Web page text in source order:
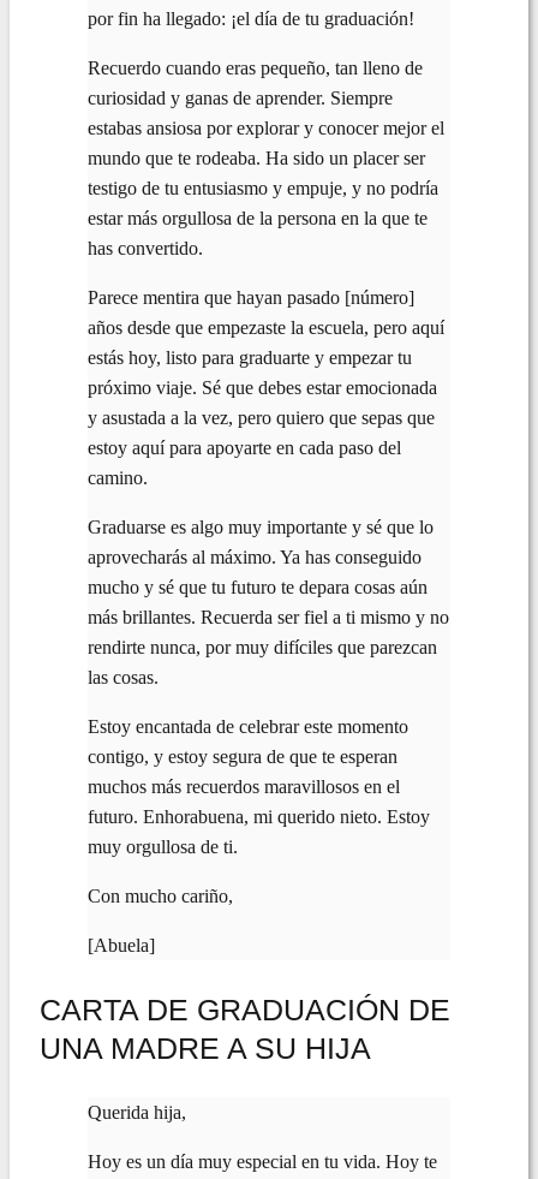
por fin ha llegado: ¡el día de tu graduación!
Recuerdo cuando eras pequeño, tan lleno de
curiosidad y ganas de aprender. Siempre
estabas ansiosa por explorar y conocer mejor el
mundo que te rodeaba. Ha sido un placer ser
testigo de tu entusiasmo y empuje, y no podría
estar más orgullosa de la persona en la que te
has convertido.
Parece mentira que hayan pasado [número]
años desde que empezaste la escuela, pero aquí
estás hoy, listo para graduarte y empezar tu
próximo viaje. Sé que debes estar emocionada
y asustada a la vez, pero quiero que sepas que
estoy aquí para apoyarte en cada paso del
camino.
Graduarse es algo muy importante y sé que lo
aprovecharás al máximo. Ya has conseguido
mucho y sé que tu futuro te depara cosas aún
más brillantes. Recuerda ser fiel a ti mismo y no
rendirte nunca, por muy difíciles que parezcan
las cosas.
Estoy encantada de celebrar este momento
contigo, y estoy segura de que te esperan
muchos más recuerdos maravillosos en el
futuro. Enhorabuena, mi querido nieto. Estoy
muy orgullosa de ti.
Con mucho cariño,
[Abuela]
CARTA DE GRADUACIÓN DE
UNA MADRE A SU HIJA
Querida hija,
Hoy es un día muy especial en tu vida. Hoy te